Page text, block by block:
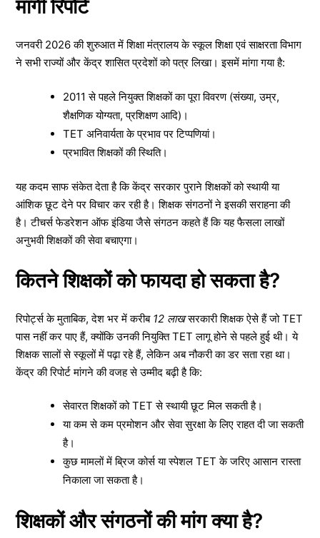
मांगी रिपोर्ट
जनवरी 2026 की शुरुआत में शिक्षा मंत्रालय के स्कूल शिक्षा एवं साक्षरता विभाग
ने सभी राज्यों और केंद्र शासित प्रदेशों को पत्र लिखा। इसमें मांगा गया है:
2011 से पहले नियुक्त शिक्षकों का पूरा विवरण (संख्या, उम्र,
शैक्षणिक योग्यता, प्रशिक्षण आदि)।
TET अनिवार्यता के प्रभाव पर टिप्पणियां।
प्रभावित शिक्षकों की स्थिति।
यह कदम साफ संकेत देता है कि केंद्र सरकार पुराने शिक्षकों को स्थायी या
आंशिक छूट देने पर विचार कर रही है। शिक्षक संगठनों ने इसकी सराहना की
है। टीचर्स फेडरेशन ऑफ इंडिया जैसे संगठन कहते हैं कि यह फैसला लाखों
अनुभवी शिक्षकों की सेवा बचाएगा।
कितने शिक्षकों को फायदा हो सकता है?
रिपोर्ट्स के मुताबिक, देश भर में करीब 12 लाखसरकारी शिक्षक ऐसे हैं जो TET
पास नहीं कर पाए हैं, क्योंकि उनकी नियुक्ति TET लागू होने से पहले हुई थी। ये
शिक्षक सालों से स्कूलों में पढ़ा रहे हैं, लेकिन अब नौकरी का डर सता रहा था।
केंद्र की रिपोर्ट मांगने की वजह से उम्मीद बढ़ी है कि:
सेवारत शिक्षकों को TET से स्थायी छूट मिल सकती है।
या कम से कम प्रमोशन और सेवा सुरक्षा के लिए राहत दी जा सकती
है।
कुछ मामलों में ब्रिज कोर्स या स्पेशल TET के जरिए आसान रास्ता
निकाला जा सकता है।
शिक्षकों और संगठनों की मांग क्या है?